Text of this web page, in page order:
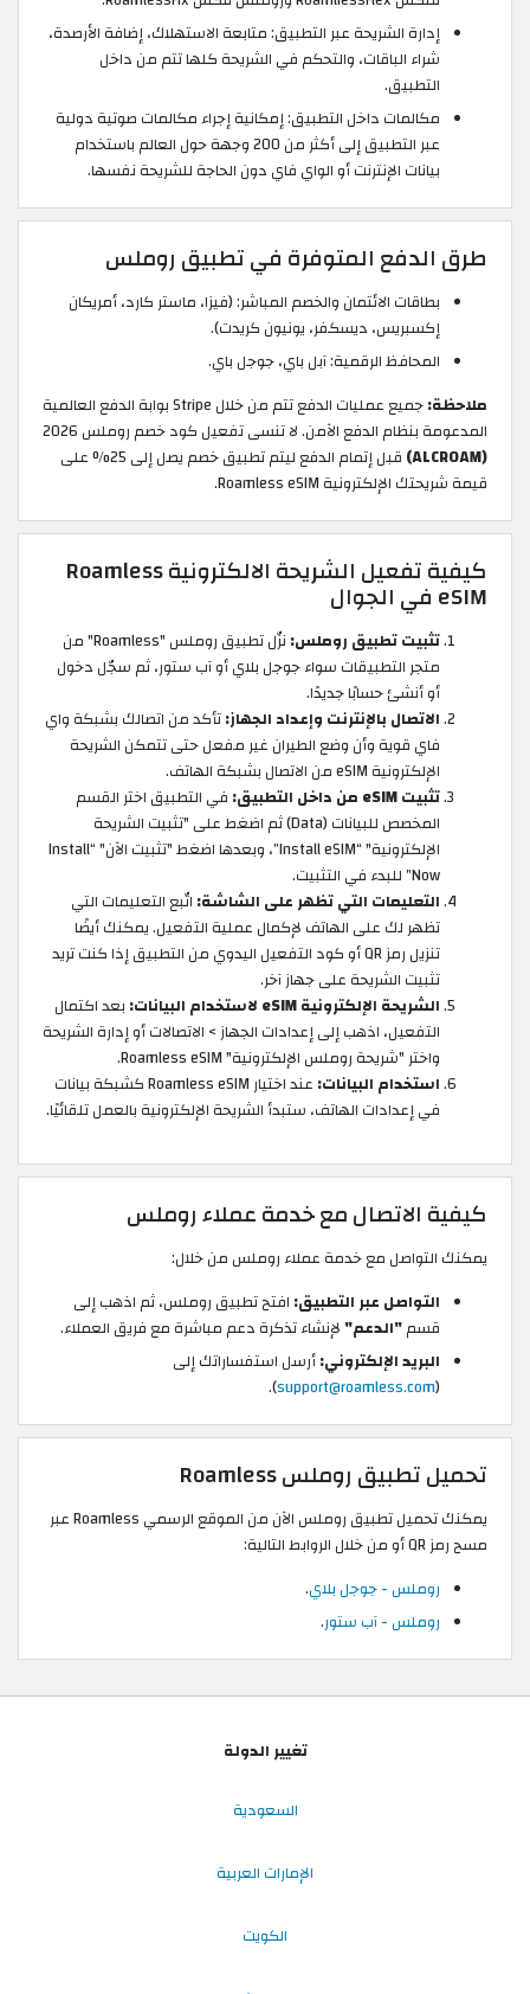
إدارة الشريحة عبر التطبيق: متابعة الاستهلاك، إضافة الأرصدة،
شراء الباقات، والتحكم في الشريحة كلها تتم من داخل
التطبيق.
مكالمات داخل التطبيق: إمكانية إجراء مكالمات صوتية دولية
عبر التطبيق إلى أكثر من 200 وجهة حول العالم باستخدام
بيانات الإنترنت أو الواي فاي دون الحاجة للشريحة نفسها.
طرق الدفع المتوفرة في تطبيق روملس
بطاقات الائتمان والخصم المباشر: (فيزا، ماستر كارد، أمريكان
إكسبريس، ديسكفر، يونيون كريدت).
المحافظ الرقمية: آبل باي، جوجل باي.
ملاحظة:
جميع عمليات الدفع تتم من خلال Stripe بوابة الدفع العالمية
المدعومة بنظام الدفع الآمن. لا تنسى تفعيل كود خصم روملس 2026
(ALCROAM)
قبل إتمام الدفع ليتم تطبيق خصم يصل إلى 25% على
قيمة شريحتك الإلكترونية Roamless eSIM.
كيفية تفعيل الشريحة الالكترونية Roamless
eSIM في الجوال
تثبيت تطبيق روملس:
نزّل تطبيق روملس "Roamless" من
متجر التطبيقات سواء جوجل بلاي أو آب ستور، ثم سجّل دخول
أو أنشئ حسابًا جديدًا.
الاتصال بالإنترنت وإعداد الجهاز:تأكد من اتصالك بشبكة واي
فاي قوية وأن وضع الطيران غير مفعل حتى تتمكن الشريحة
الإلكترونية eSIM من الاتصال بشبكة الهاتف.
تثبيت eSIM من داخل التطبيق:
في التطبيق اختر القسم
المخصص للبيانات (Data) ثم اضغط على "تثبيت الشريحة
الإلكترونية" “Install eSIM”، وبعدها اضغط "تثبيت الآن" “Install
Now” للبدء في التثبيت.
التعليمات التي تظهر على الشاشة: اتّبع التعليمات التي
تظهر لك على الهاتف لإكمال عملية التفعيل. يمكنك أيضًا
تنزيل رمز QR أو كود التفعيل اليدوي من التطبيق إذا كنت تريد
تثبيت الشريحة على جهاز آخر.
الشريحة الإلكترونية eSIM لاستخدام البيانات:
بعد اكتمال
التفعيل، اذهب إلى إعدادات الجهاز > الاتصالات أو إدارة الشريحة
واختر "شريحة روملس الإلكترونية" Roamless eSIM.
استخدام البيانات:
عند اختيار Roamless eSIM كشبكة بيانات
في إعدادات الهاتف، ستبدأ الشريحة الإلكترونية بالعمل تلقائيًا.
كيفية الاتصال مع خدمة عملاء روملس
يمكنك التواصل مع خدمة عملاء روملس من خلال:
التواصل عبر التطبيق: افتح تطبيق روملس، ثم اذهب إلى
قسم"الدعم" لإنشاء تذكرة دعم مباشرة مع فريق العملاء.
البريد الإلكتروني:أرسل استفساراتك إلى
(
support@roamless.com
).
تحميل تطبيق روملس Roamless
يمكنك تحميل تطبيق روملس الآن من الموقع الرسمي Roamless عبر
مسح رمز QR أو من خلال الروابط التالية:
روملس - جوجل بلاي.
روملس - آب ستور.
تغيير الدولة
السعودية
الإمارات العربية
الكويت